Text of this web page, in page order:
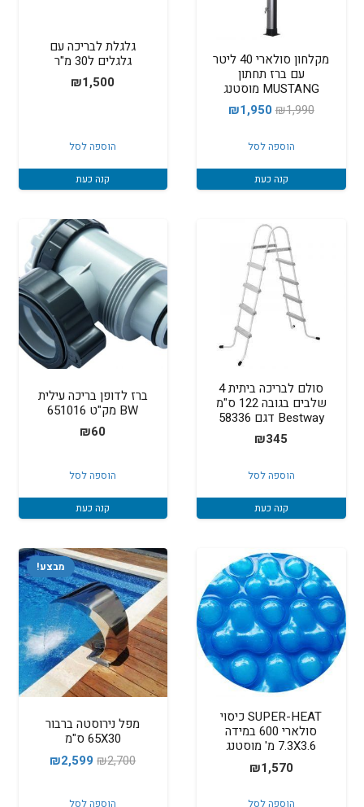
מקלחון סולארי 40 ליטר
עם ברז תחתון
MUSTANG מוסטנג
₪1,990
המחיר
היה:
₪1,990.
₪1,950
₪1,950.
הוספה לסל
קנה כעת
גלגלת לבריכה עם
גלגלים ל30 מ"ר
₪1,500
הוספה לסל
קנה כעת
סולם לבריכה ביתית 4
שלבים בגובה 122 ס"מ
Bestway דגם 58336
₪345
הוספה לסל
קנה כעת
ברז לדופן בריכה עילית
BW מק"ט 651016
₪60
הוספה לסל
קנה כעת
SUPER-HEAT כיסוי
סולארי 600 במידה
7.3X3.6 מ' מוסטנג
₪1,570
הוספה לסל
מבצע!
מפל נירוסטה ברבור
65X30 ס"מ
₪2,700
המחיר
היה:
₪2,599
המחיר
הוספה לסל